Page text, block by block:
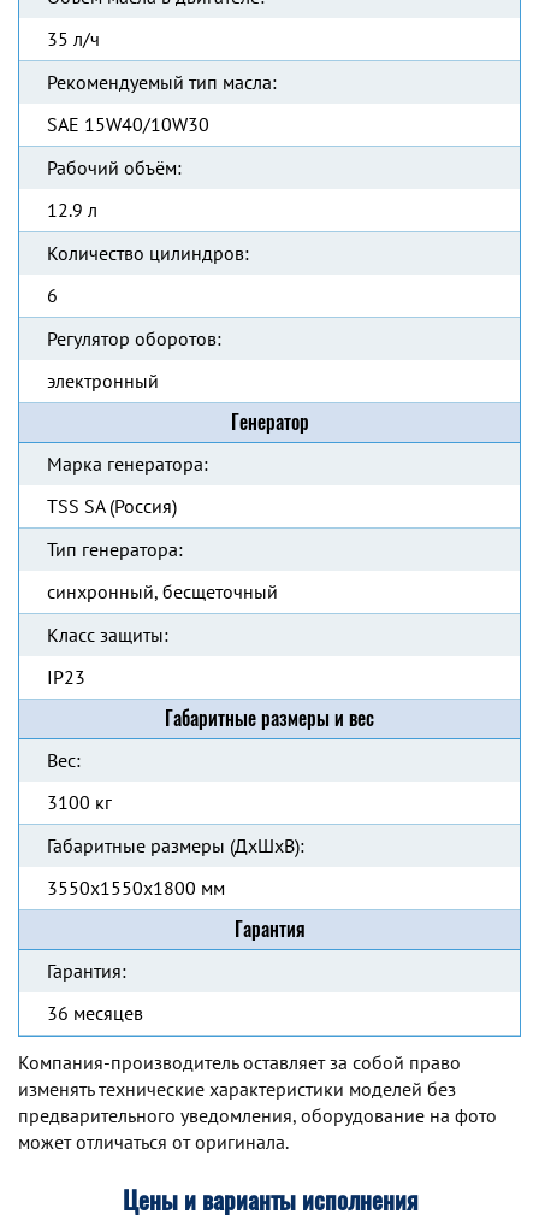
35 л/ч
Рекомендуемый тип масла:
SAE 15W40/10W30
Рабочий объём:
12.9 л
Количество цилиндров:
6
Регулятор оборотов:
электронный
Генератор
Марка генератора:
TSS SA (Россия)
Тип генератора:
синхронный, бесщеточный
Класс защиты:
IP23
Габаритные размеры и вес
Вес:
3100 кг
Габаритные размеры (ДхШхВ):
3550x1550x1800 мм
Гарантия
Гарантия:
36 месяцев
Компания-производитель оставляет за собой право
изменять технические характеристики моделей без
предварительного уведомления, оборудование на фото
может отличаться от оригинала.
Цены и варианты исполнения